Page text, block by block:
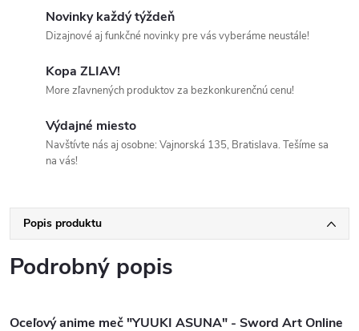
Novinky každý týždeň
Dizajnové aj funkčné novinky pre vás vyberáme neustále!
Kopa ZLIAV!
More zľavnených produktov za bezkonkurenčnú cenu!
Výdajné miesto
Navštívte nás aj osobne: Vajnorská 135, Bratislava. Tešíme sa
na vás!
Popis produktu
Podrobný popis
Oceľový anime meč "YUUKI ASUNA" - Sword Art Online